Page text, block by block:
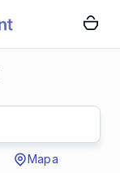
Mapa